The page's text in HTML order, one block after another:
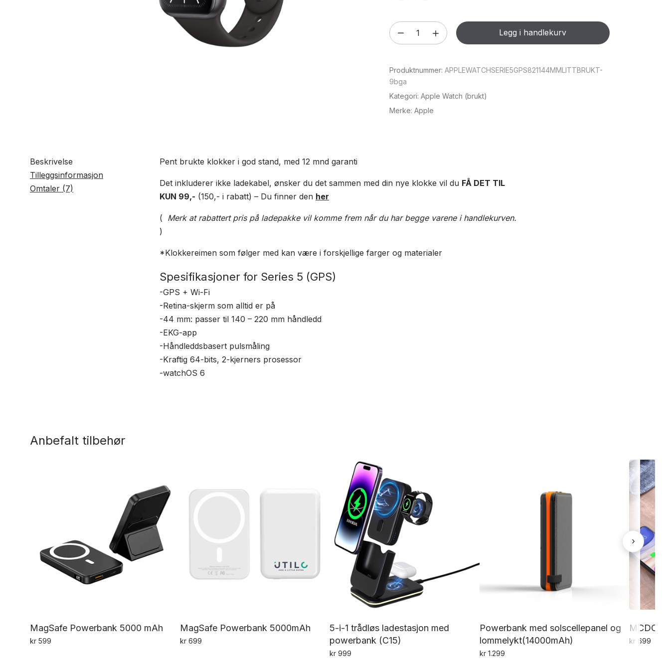
Apple
Watch
5
GPS
-
44mm
Legg i handlekurv
Produktnummer: APPLEWATCHSERIE5GPS821144MMLITTBRUKT-
9bga
Kategori: Apple Watch (brukt)
Merke: Apple
Beskrivelse
Tilleggsinformasjon
Omtaler (7)
Pent brukte klokker i god stand, med 12 mnd garanti
Det inkluderer ikke ladekabel, ønsker du det sammen med din nye klokke vil du FÅ DET TIL
KUN 99,- (150,- i rabatt) – Du finner den her
( Merk at rabattert pris på ladepakke vil komme frem når du har begge varene i handlekurven.
)
*Klokkereimen som følger med kan være i forskjellige farger og materialer
Spesifikasjoner for Series 5 (GPS)
-GPS + Wi-Fi
-Retina-skjerm som alltid er på
-44 mm: passer til 140 – 220 mm håndledd
-EKG-app
-Håndleddsbasert pulsmåling
-Kraftig 64-bits, 2-kjerners prosessor
-watchOS 6
Anbefalt tilbehør
MagSafe Powerbank 5000 mAh
kr 599
MagSafe Powerbank 5000mAh
kr699
5-i-1 trådløs ladestasjon med
powerbank (C15)
kr 999
Powerbank med solscellepanel og
lommelykt(14000mAh)
kr1.299
kr 699
›